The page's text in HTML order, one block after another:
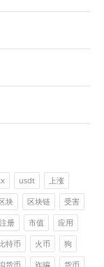
usdt
上涨
块 区块链
受害
册 市值
应用
特币 火币
狗
货币 诈骗 货币